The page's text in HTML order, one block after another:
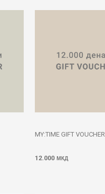
MY:TIME GIFT VOUCHER
12.000 МКД